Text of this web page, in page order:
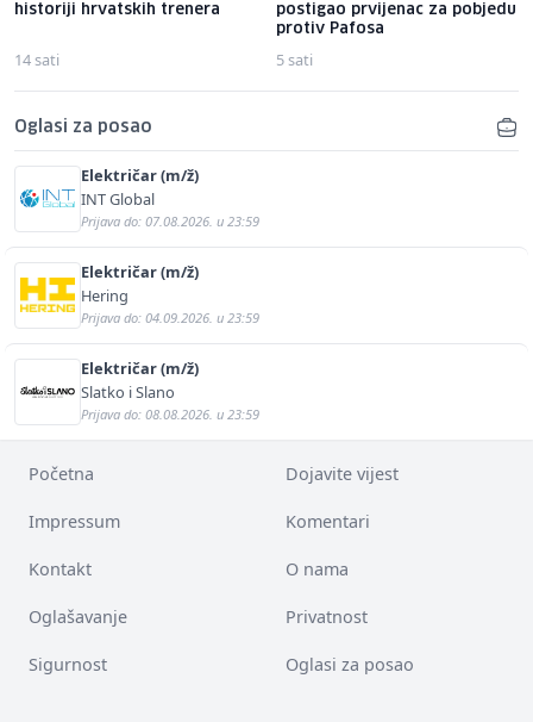
historiji hrvatskih trenera
14 sati
postigao prvijenac za pobjedu
protiv Pafosa
5 sati
Oglasi za posao
Električar (m/ž)
INT Global
Prijava do: 07.08.2026. u 23:59
Električar (m/ž)
Hering
Prijava do: 04.09.2026. u 23:59
Električar (m/ž)
Slatko i Slano
Prijava do: 08.08.2026. u 23:59
Početna Dojavite vijest
Impressum Komentari
Kontakt O nama
Oglašavanje Privatnost
Sigurnost Oglasi za posao